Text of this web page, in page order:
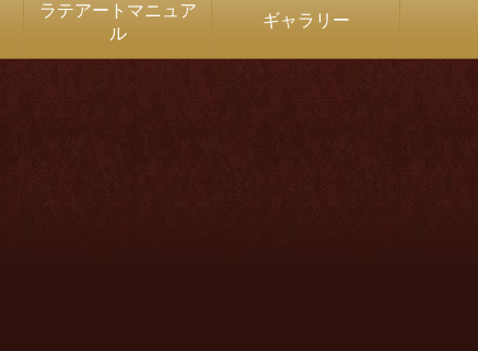
ラテアートマニュア
ル
ギャラリー